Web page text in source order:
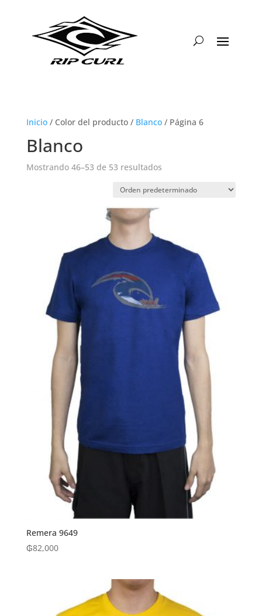
Inicio/ Color del producto / Blanco/ Página 6
Blanco
Mostrando 46–53 de 53 resultados
Remera 9649
₲82,000